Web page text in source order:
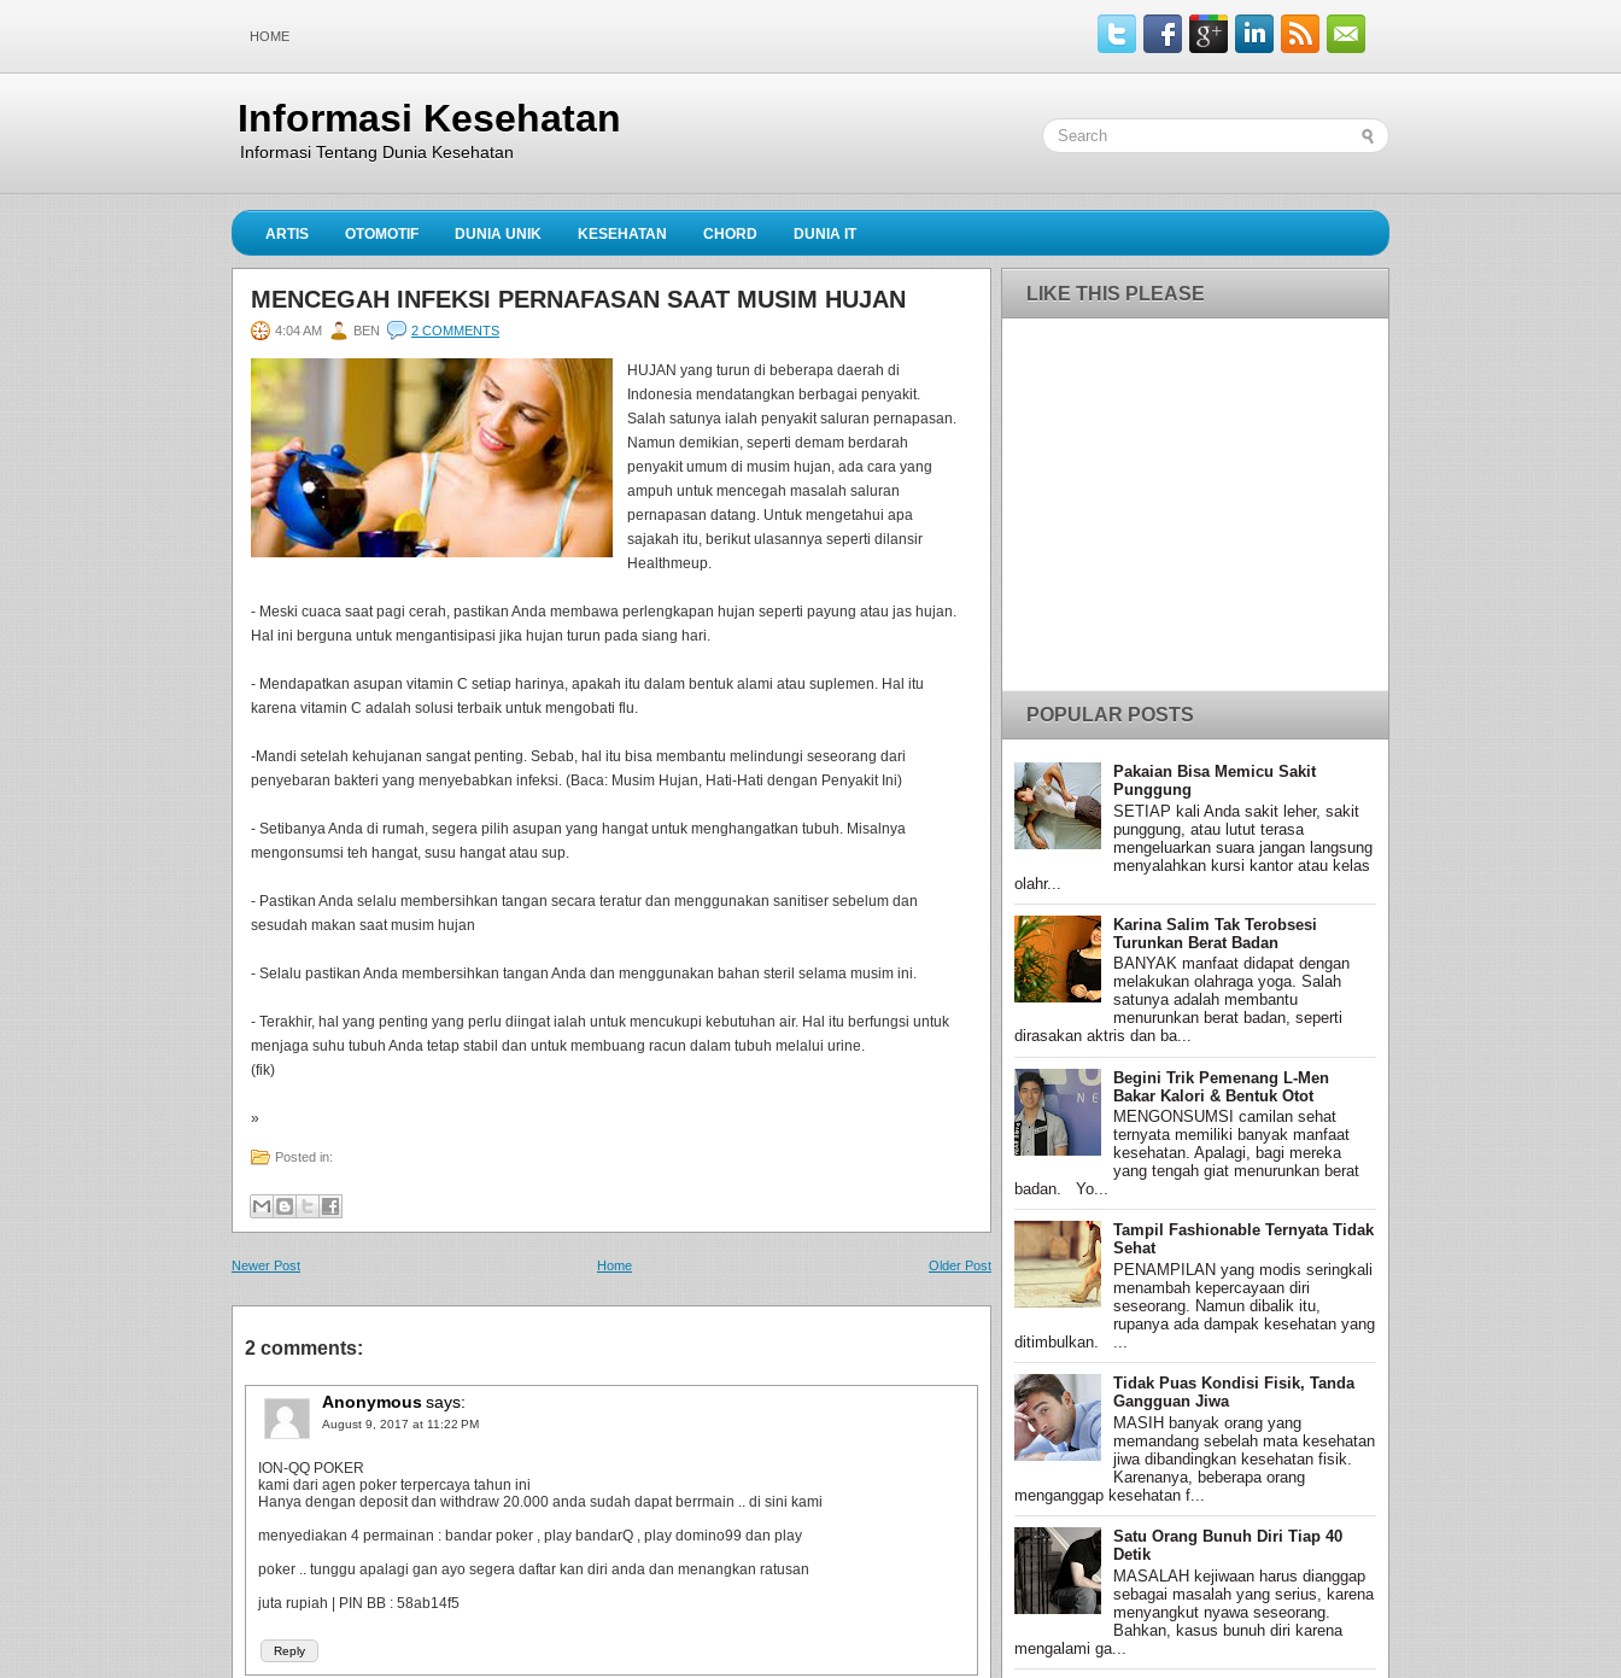
HOME
Informasi Kesehatan
Informasi Tentang Dunia Kesehatan
ARTIS OTOMOTIF DUNIA UNIK KESEHATAN CHORD DUNIA IT
MENCEGAH INFEKSI PERNAFASAN SAAT MUSIM HUJAN
4:04 AM BEN 2 COMMENTS
HUJAN yang turun di beberapa daerah di
Indonesia mendatangkan berbagai penyakit.
Salah satunya ialah penyakit saluran pernapasan.
Namun demikian, seperti demam berdarah
penyakit umum di musim hujan, ada cara yang
ampuh untuk mencegah masalah saluran
pernapasan datang. Untuk mengetahui apa
sajakah itu, berikut ulasannya seperti dilansir
Healthmeup.
- Meski cuaca saat pagi cerah, pastikan Anda membawa perlengkapan hujan seperti payung atau jas hujan.
Hal ini berguna untuk mengantisipasi jika hujan turun pada siang hari.
- Mendapatkan asupan vitamin C setiap harinya, apakah itu dalam bentuk alami atau suplemen. Hal itu
karena vitamin C adalah solusi terbaik untuk mengobati flu.
-Mandi setelah kehujanan sangat penting. Sebab, hal itu bisa membantu melindungi seseorang dari
penyebaran bakteri yang menyebabkan infeksi. (Baca: Musim Hujan, Hati-Hati dengan Penyakit Ini)
- Setibanya Anda di rumah, segera pilih asupan yang hangat untuk menghangatkan tubuh. Misalnya
mengonsumsi teh hangat, susu hangat atau sup.
- Pastikan Anda selalu membersihkan tangan secara teratur dan menggunakan sanitiser sebelum dan
sesudah makan saat musim hujan
- Selalu pastikan Anda membersihkan tangan Anda dan menggunakan bahan steril selama musim ini.
- Terakhir, hal yang penting yang perlu diingat ialah untuk mencukupi kebutuhan air. Hal itu berfungsi untuk
menjaga suhu tubuh Anda tetap stabil dan untuk membuang racun dalam tubuh melalui urine.
(fik)
»
Posted in:
Newer Post Older Post
Home
2 comments:
Anonymoussays:
August 9, 2017 at 11:22 PM
Reply
ION-QQ POKER
kami dari agen poker terpercaya tahun ini
Hanya dengan deposit dan withdraw 20.000 anda sudah dapat berrmain .. di sini kami
menyediakan 4 permainan : bandar poker , play bandarQ , play domino99 dan play
poker .. tunggu apalagi gan ayo segera daftar kan diri anda dan menangkan ratusan
juta rupiah | PIN BB : 58ab14f5
LIKE THIS PLEASE
POPULAR POSTS
Pakaian Bisa Memicu Sakit
Punggung
SETIAP kali Anda sakit leher, sakit
punggung, atau lutut terasa
mengeluarkan suara jangan langsung
menyalahkan kursi kantor atau kelas
olahr...
Karina Salim Tak Terobsesi
Turunkan Berat Badan
BANYAK manfaat didapat dengan
melakukan olahraga yoga. Salah
satunya adalah membantu
menurunkan berat badan, seperti
dirasakan aktris dan ba...
Begini Trik Pemenang L-Men
Bakar Kalori & Bentuk Otot
MENGONSUMSI camilan sehat
ternyata memiliki banyak manfaat
kesehatan. Apalagi, bagi mereka
yang tengah giat menurunkan berat
badan. Yo...
Tampil Fashionable Ternyata Tidak
Sehat
PENAMPILAN yang modis seringkali
menambah kepercayaan diri
seseorang. Namun dibalik itu,
rupanya ada dampak kesehatan yang
ditimbulkan. ...
Tidak Puas Kondisi Fisik, Tanda
Gangguan Jiwa
MASIH banyak orang yang
memandang sebelah mata kesehatan
jiwa dibandingkan kesehatan fisik.
Karenanya, beberapa orang
menganggap kesehatan f...
Satu Orang Bunuh Diri Tiap 40
Detik
MASALAH kejiwaan harus dianggap
sebagai masalah yang serius, karena
menyangkut nyawa seseorang.
Bahkan, kasus bunuh diri karena
mengalami ga...